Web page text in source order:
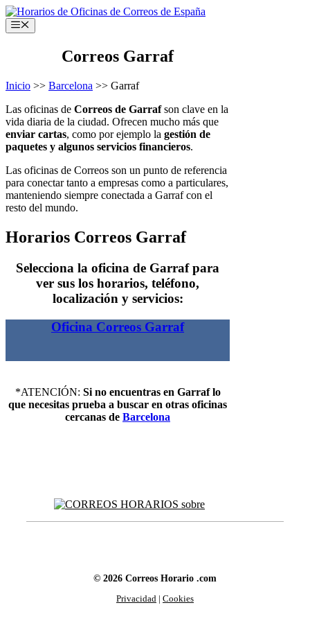
Saltar
al
contenido
Menú
Correos Garraf
Inicio >> Barcelona >> Garraf
Las oficinas de Correos de Garrafson clave en la
vida diaria de la ciudad. Ofrecen mucho más que
enviar cartas, como por ejemplo la gestión de
paquetes y algunos servicios financieros.
Las oficinas de Correos son un punto de referencia
para conectar tanto a empresas como a particulares,
manteniendo siempre conectada a Garraf con el
resto del mundo.
Horarios Correos Garraf
Selecciona la oficina de Garraf para
ver sus los horarios, teléfono,
localización y servicios:
Oficina Correos Garraf
*ATENCIÓN: Si no encuentras en Garraf lo
que necesitas prueba a buscar en otras oficinas
cercanas de Barcelona
© 2026 Correos Horario .com
Privacidad | Cookies